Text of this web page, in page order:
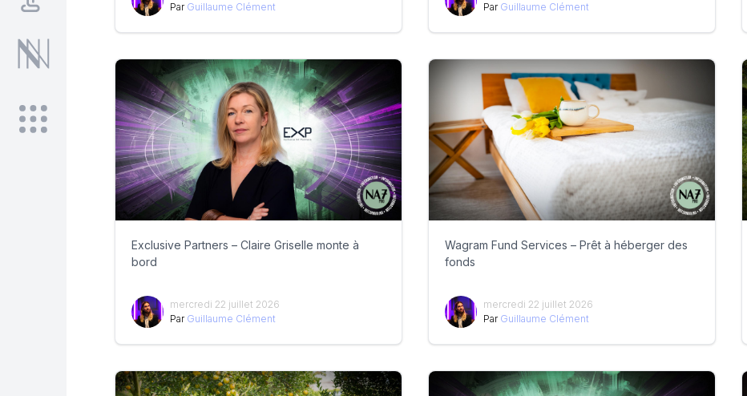
Par Guillaume Clément
Par Guillaume Clément
Exclusive Partners – Claire Griselle monte à
bord
mercredi 22 juillet 2026
Par Guillaume Clément
Wagram Fund Services – Prêt à héberger des
fonds
mercredi 22 juillet 2026
Par Guillaume Clément